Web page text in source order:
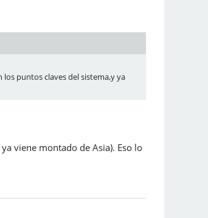
puntos claves del sistema,y ya
viene montado de Asia). Eso lo